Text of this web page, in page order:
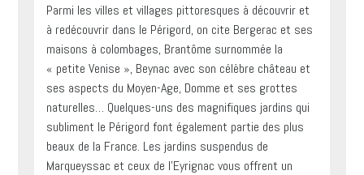
Parmi les villes et villages pittoresques à découvrir et
à redécouvrir dans le Périgord, on cite Bergerac et ses
maisons à colombages, Brantôme surnommée la
« petite Venise », Beynac avec son célèbre château et
ses aspects du Moyen-Age, Domme et ses grottes
naturelles… Quelques-uns des magnifiques jardins qui
subliment le Périgord font également partie des plus
beaux de la France. Les jardins suspendus de
Marqueyssac et ceux de l’Eyrignac vous offrent un